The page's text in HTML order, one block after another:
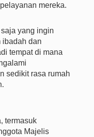
mereka.
yang ingin
ibadah dan
tempat di mana
sedikit rasa rumah
termasuk
Majelis